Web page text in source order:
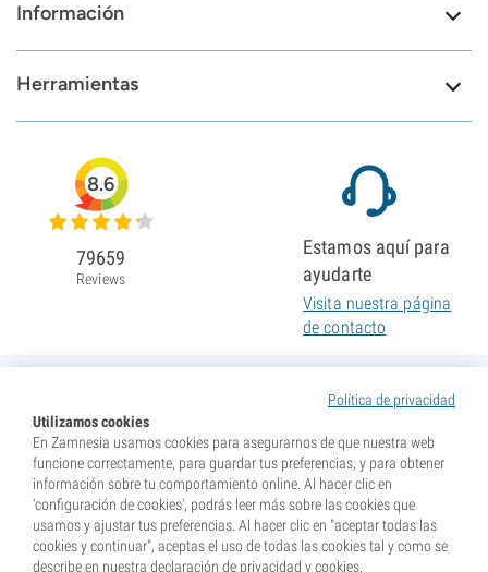
Información
Herramientas
Política de privacidad
Utilizamos cookies
En Zamnesia usamos cookies para asegurarnos de que nuestra web
funcione correctamente, para guardar tus preferencias, y para obtener
información sobre tu comportamiento online. Al hacer clic en
'configuración de cookies', podrás leer más sobre las cookies que
usamos y ajustar tus preferencias. Al hacer clic en "aceptar todas las
cookies y continuar", aceptas el uso de todas las cookies tal y como se
describe en nuestra declaración de privacidad y cookies.
8.6
79659
Reviews
Estamos aquí para
ayudarte
Visita nuestra página
de contacto